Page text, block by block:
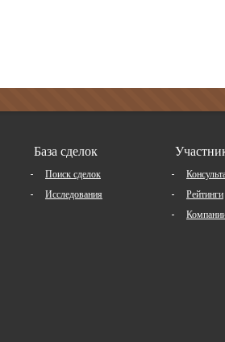
База сделок
Поиск сделок
Исследования
Рейтинги